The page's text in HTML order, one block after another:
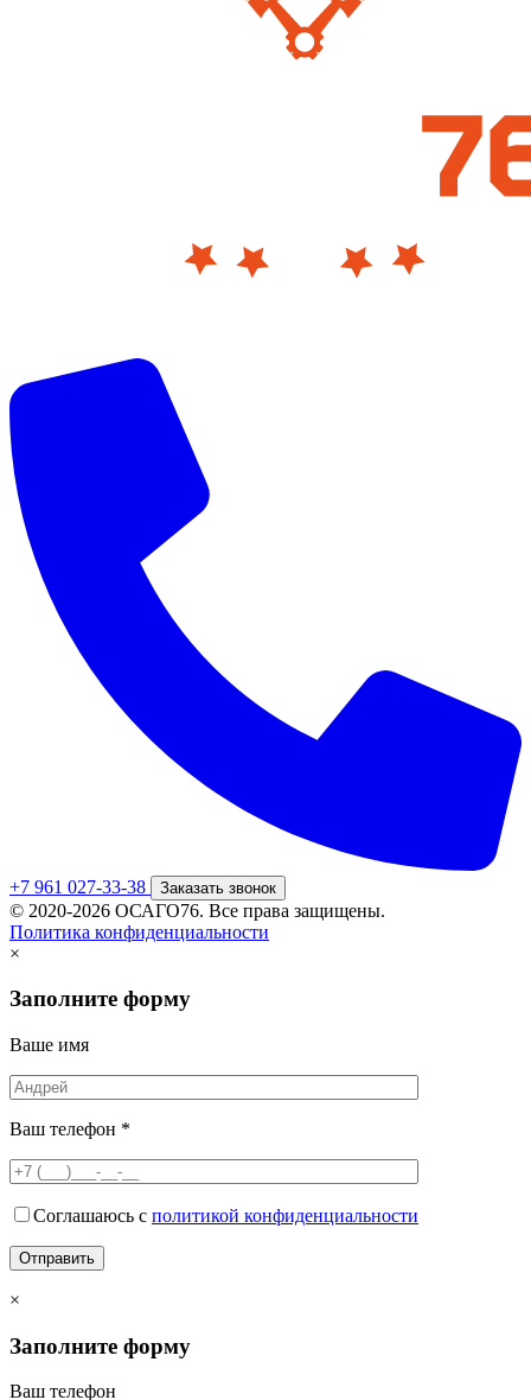
+7 961 027-33-38 Заказать звонок
© 2020-2026 ОСАГО76. Все права защищены.
Политика конфиденциальности
×
Заполните форму
Ваше имя
Ваш телефон *
Соглашаюсь с политикой конфиденциальности
×
Заполните форму
Ваш телефон